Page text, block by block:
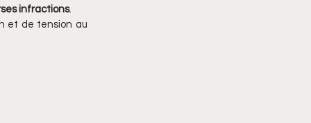
infractions.
et de tension au